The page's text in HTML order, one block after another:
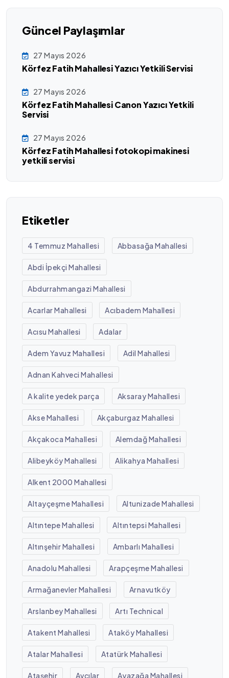
Güncel Paylaşımlar
27 Mayıs 2026
Körfez Fatih Mahallesi Yazıcı Yetkili Servisi
27 Mayıs 2026
Körfez Fatih Mahallesi Canon Yazıcı Yetkili
Servisi
27 Mayıs 2026
Körfez Fatih Mahallesi fotokopi makinesi
yetkili servisi
Etiketler
4 Temmuz Mahallesi Abbasağa Mahallesi
Abdi İpekçi Mahallesi
Abdurrahmangazi Mahallesi
Acarlar Mahallesi Acıbadem Mahallesi
Acısu Mahallesi Adalar
Adem Yavuz Mahallesi Adil Mahallesi
Adnan Kahveci Mahallesi
A kalite yedek parça Aksaray Mahallesi
Akse Mahallesi Akçaburgaz Mahallesi
Akçakoca Mahallesi Alemdağ Mahallesi
Alibeyköy Mahallesi Alikahya Mahallesi
Alkent 2000 Mahallesi
Altayçeşme Mahallesi Altunizade Mahallesi
Altıntepe Mahallesi Altıntepsi Mahallesi
Altınşehir Mahallesi Ambarlı Mahallesi
Anadolu Mahallesi Arapçeşme Mahallesi
Armağanevler Mahallesi Arnavutköy
Arslanbey Mahallesi Artı Technical
Atakent Mahallesi Ataköy Mahallesi
Atalar Mahallesi Atatürk Mahallesi
Ataşehir Avcılar Ayazağa Mahallesi